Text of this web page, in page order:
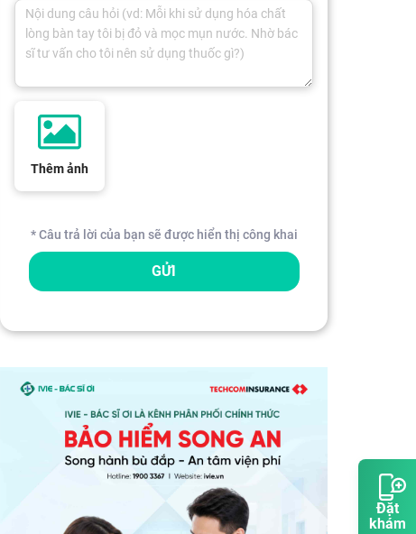
Đặt
khám
Thêm ảnh
* Câu trả lời của bạn sẽ được hiển thị công khai
GỬI